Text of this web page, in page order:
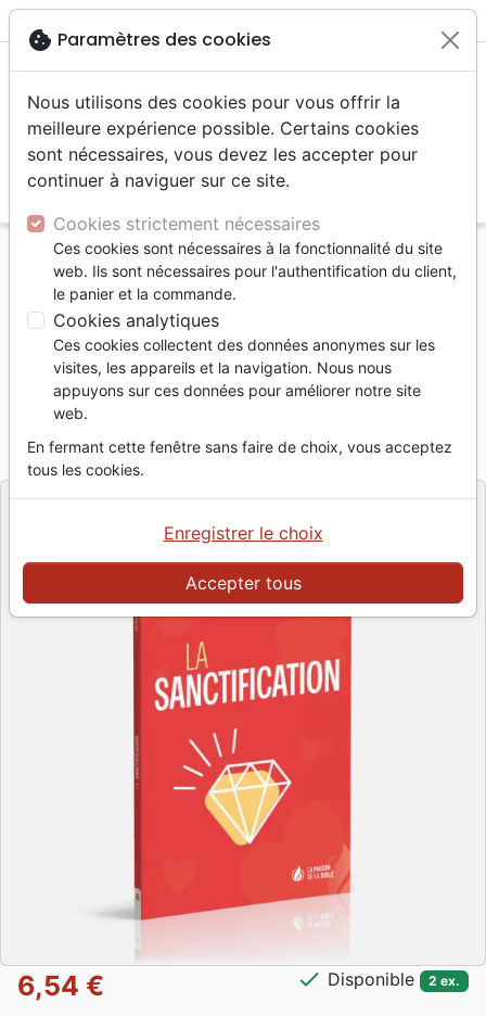
menu
Accueil Livres Enfants
Adolescents, Jeunes
Sanctification (La) - Guide de poche
La sanctification
Guide de poche
Auteur :J. Ligon Duncan-John Perritt
Référence MB3640
9782826036401
EditeurLa Maison de la Bible
6,54 € check Disponible 2 ex.
cookie Paramètres des cookies
Nous utilisons des cookies pour vous offrir la
meilleure expérience possible. Certains cookies
sont nécessaires, vous devez les accepter pour
continuer à naviguer sur ce site.
Cookies strictement nécessaires
Ces cookies sont nécessaires à la fonctionnalité du site
web. Ils sont nécessaires pour l'authentification du client,
le panier et la commande.
Cookies analytiques
Ces cookies collectent des données anonymes sur les
visites, les appareils et la navigation. Nous nous
appuyons sur ces données pour améliorer notre site
web.
En fermant cette fenêtre sans faire de choix, vous acceptez
tous les cookies.
Accepter tous
Enregistrer le choix